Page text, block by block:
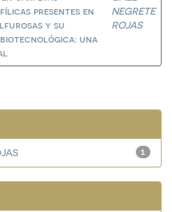
presentes en
y su
una
NEGRETE
ROJAS
1